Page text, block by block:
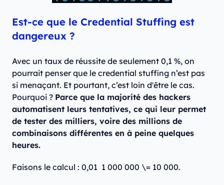
Est-ce que le Credential Stuffing est
dangereux ?
Avec un taux de réussite de seulement 0,1 %, on
pourrait penser que le credential stuffing n’est pas
si menaçant. Et pourtant, c’est loin d'être le cas.
Pourquoi ? Parce que la majorité des hackers
automatisent leurs tentatives, ce qui leur permet
de tester des milliers, voire des millions de
combinaisons différentes en à peine quelques
heures.
Faisons le calcul : 0,01 1 000 000 \= 10 000.